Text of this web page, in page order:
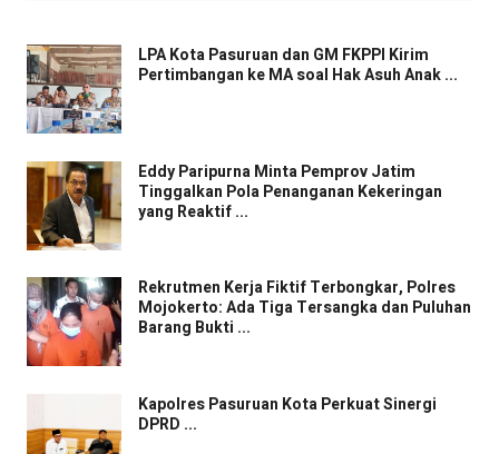
LPA Kota Pasuruan dan GM FKPPI Kirim
Pertimbangan ke MA soal Hak Asuh Anak ...
Eddy Paripurna Minta Pemprov Jatim
Tinggalkan Pola Penanganan Kekeringan
yang Reaktif ...
Rekrutmen Kerja Fiktif Terbongkar, Polres
Mojokerto: Ada Tiga Tersangka dan Puluhan
Barang Bukti ...
Kapolres Pasuruan Kota Perkuat Sinergi
DPRD ...